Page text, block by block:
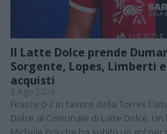
Il Latte Dolce prende
Sorgente, Lopes, Limberti
acquisti
8 Ago 2026
Finisce 0-2 in favore della Torres
Dolce al Comunale di Latte Dolce.